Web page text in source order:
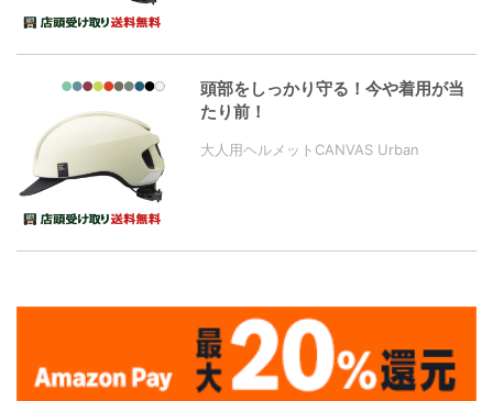
頭部をしっかり守る！今や着用が当
たり前！
大人用ヘルメットCANVAS Urban